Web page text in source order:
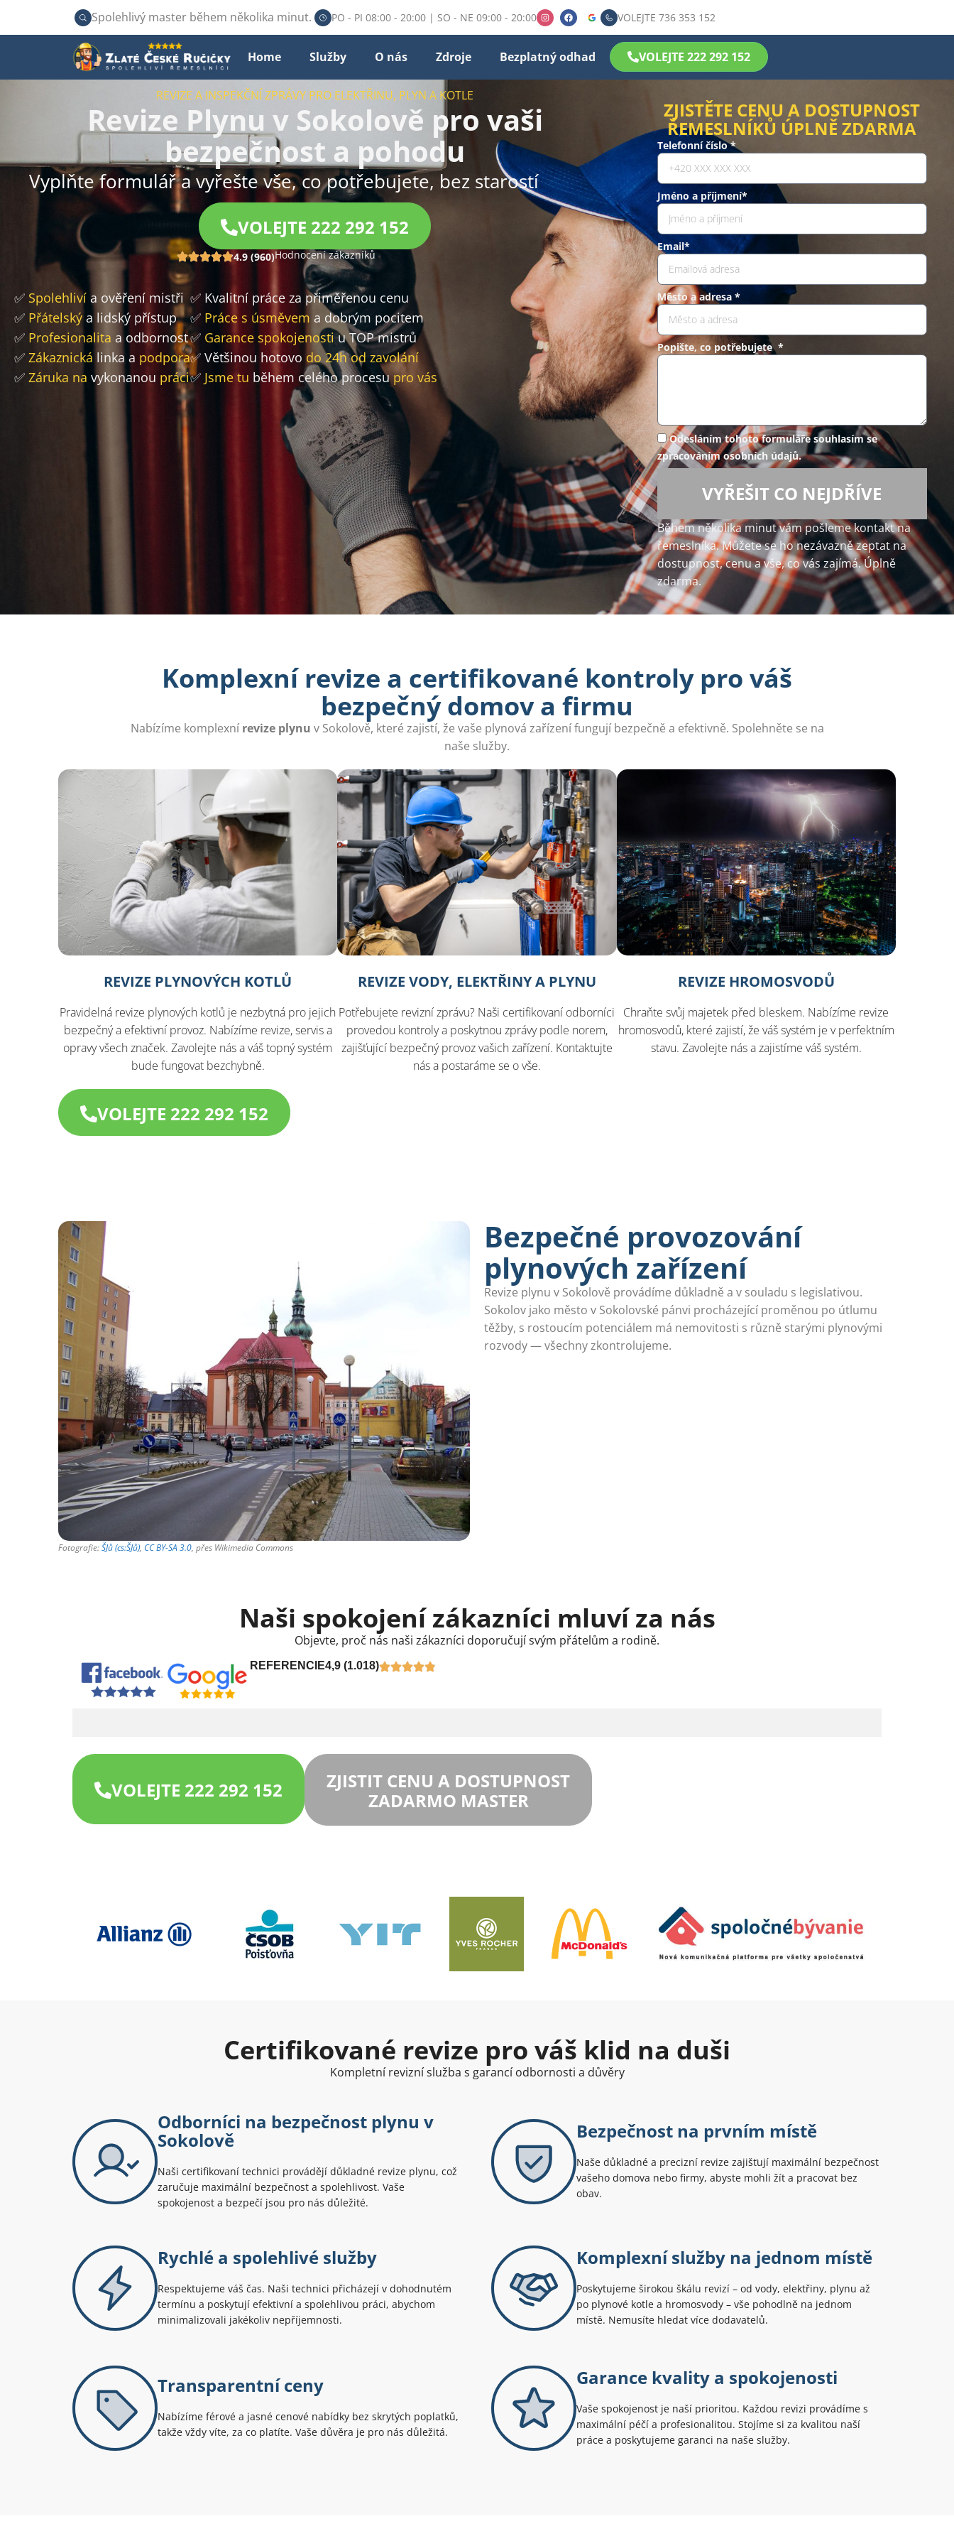
Spolehlivý master během několika minut. PO - PI 08:00 - 20:00 | SO - NE 09:00 - 20:00 VOLEJTE 736 353 152
Home Služby O nás Zdroje Bezplatný odhad VOLEJTE 222 292 152
REVIZE A INSPEKČNÍ ZPRÁVY PRO ELEKTŘINU, PLYN A KOTLE
Revize Plynu v Sokolově pro vaši
bezpečnost a pohodu
Vyplňte formulář a vyřešte vše, co potřebujete, bez starostí
VOLEJTE 222 292 152
4.9 (960)Hodnocení zákazníků
✅ Spolehliví a ověření mistři
✅ Přátelský a lidský přístup
✅ Profesionalita a odbornost
✅ Zákaznická linka a podpora
✅ Záruka na vykonanou práci
✅ Kvalitní práce za přiměřenou cenu
✅ Práce s úsměvem a dobrým pocitem
✅ Garance spokojenostiu TOP mistrů
✅ Většinou hotovo do 24h od zavolání
✅ Jsme tu během celého procesupro vás
ZJISTĚTE CENU A DOSTUPNOST
ŘEMESLNÍKŮ ÚPLNĚ ZDARMA
Telefonní číslo *
Jméno a příjmení*
Email*
Město a adresa *
Popište, co potřebujete *
Odesláním tohoto formuláře souhlasím se
zpracováním osobních údajů.
VYŘEŠIT CO NEJDŘÍVE
Během několika minut vám pošleme kontakt na
řemeslníka. Můžete se ho nezávazně zeptat na
dostupnost, cenu a vše, co vás zajímá. Úplně
zdarma.
Komplexní revize a certifikované kontroly pro váš
bezpečný domov a firmu
Nabízíme komplexní revize plynu v Sokolově, které zajistí, že vaše plynová zařízení fungují bezpečně a efektivně. Spolehněte se na
naše služby.
REVIZE PLYNOVÝCH KOTLŮ
Pravidelná revize plynových kotlů je nezbytná pro jejich
bezpečný a efektivní provoz. Nabízíme revize, servis a
opravy všech značek. Zavolejte nás a váš topný systém
bude fungovat bezchybně.
REVIZE VODY, ELEKTŘINY A PLYNU
Potřebujete revizní zprávu? Naši certifikovaní odborníci
provedou kontroly a poskytnou zprávy podle norem,
zajišťující bezpečný provoz vašich zařízení. Kontaktujte
nás a postaráme se o vše.
REVIZE HROMOSVODŮ
Chraňte svůj majetek před bleskem. Nabízíme revize
hromosvodů, které zajistí, že váš systém je v perfektním
stavu. Zavolejte nás a zajistíme váš systém.
VOLEJTE 222 292 152
Fotografie:ŠJů (cs:ŠJů), CC BY-SA 3.0, přes Wikimedia Commons
Bezpečné provozování
plynových zařízení
Revize plynu v Sokolově provádíme důkladně a v souladu s legislativou.
Sokolov jako město v Sokolovské pánvi procházející proměnou po útlumu
těžby, s rostoucím potenciálem má nemovitosti s různě starými plynovými
rozvody — všechny zkontrolujeme.
Naši spokojení zákazníci mluví za nás
Objevte, proč nás naši zákazníci doporučují svým přátelům a rodině.
REFERENCIE4,9 (1.018)
VOLEJTE 222 292 152
ZJISTIT CENU A DOSTUPNOST
ZADARMO MASTER
Certifikované revize pro váš klid na duši
Kompletní revizní služba s garancí odbornosti a důvěry
Odborníci na bezpečnost plynu v
Sokolově
Naši certifikovaní technici provádějí důkladné revize plynu, což
zaručuje maximální bezpečnost a spolehlivost. Vaše
spokojenost a bezpečí jsou pro nás důležité.
Bezpečnost na prvním místě
Naše důkladné a precizní revize zajišťují maximální bezpečnost
vašeho domova nebo firmy, abyste mohli žít a pracovat bez
obav.
Rychlé a spolehlivé služby
Respektujeme váš čas. Naši technici přicházejí v dohodnutém
termínu a poskytují efektivní a spolehlivou práci, abychom
minimalizovali jakékoliv nepříjemnosti.
Komplexní služby na jednom místě
Poskytujeme širokou škálu revizí – od vody, elektřiny, plynu až
po plynové kotle a hromosvody – vše pohodlně na jednom
místě. Nemusíte hledat více dodavatelů.
Transparentní ceny
Nabízíme férové a jasné cenové nabídky bez skrytých poplatků,
takže vždy víte, za co platíte. Vaše důvěra je pro nás důležitá.
Garance kvality a spokojenosti
Vaše spokojenost je naší prioritou. Každou revizi provádíme s
maximální péčí a profesionalitou. Stojíme si za kvalitou naší
práce a poskytujeme garanci na naše služby.